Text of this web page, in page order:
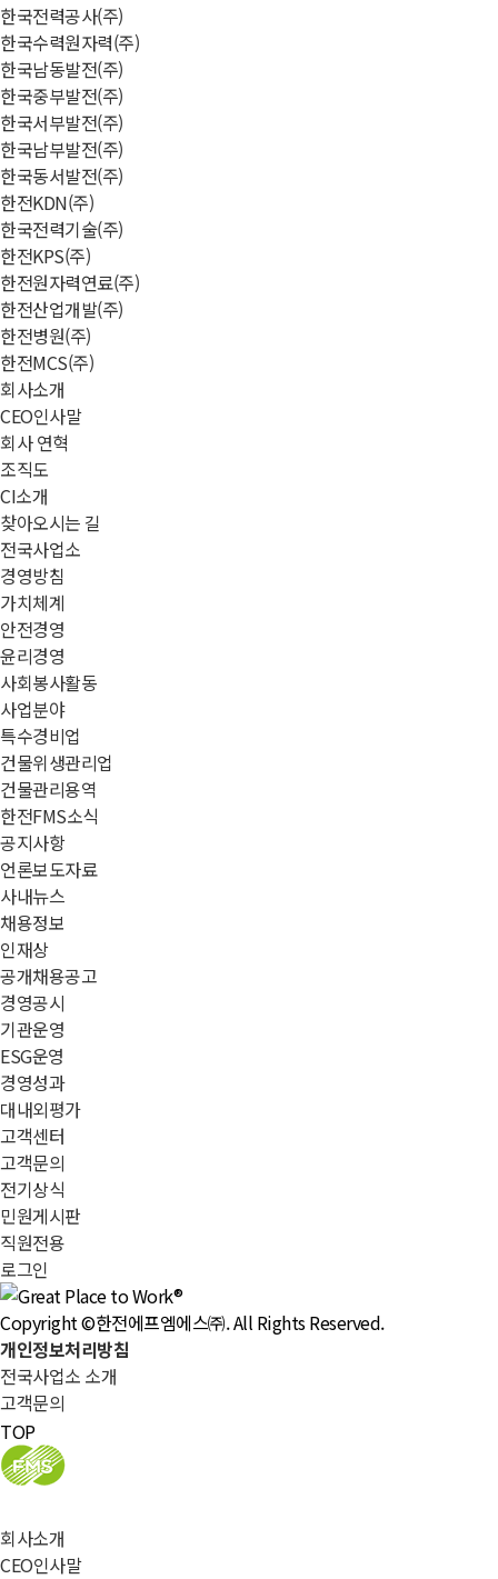
한국전력공사(주)
한국수력원자력(주)
한국남동발전(주)
한국중부발전(주)
한국서부발전(주)
한국남부발전(주)
한국동서발전(주)
한전KDN(주)
한국전력기술(주)
한전KPS(주)
한전원자력연료(주)
한전산업개발(주)
한전병원(주)
한전MCS(주)
회사소개
CEO인사말
회사 연혁
조직도
CI소개
찾아오시는 길
전국사업소
경영방침
가치체계
안전경영
윤리경영
사회봉사활동
사업분야
특수경비업
건물위생관리업
건물관리용역
한전FMS소식
공지사항
언론보도자료
사내뉴스
채용정보
인재상
공개채용공고
경영공시
기관운영
ESG운영
경영성과
대내외평가
고객센터
고객문의
전기상식
민원게시판
직원전용
로그인
Copyright ©한전에프엠에스㈜. All Rights Reserved.
개인정보처리방침
전국사업소 소개
고객문의
TOP
닫
기
회사소개
CEO인사말